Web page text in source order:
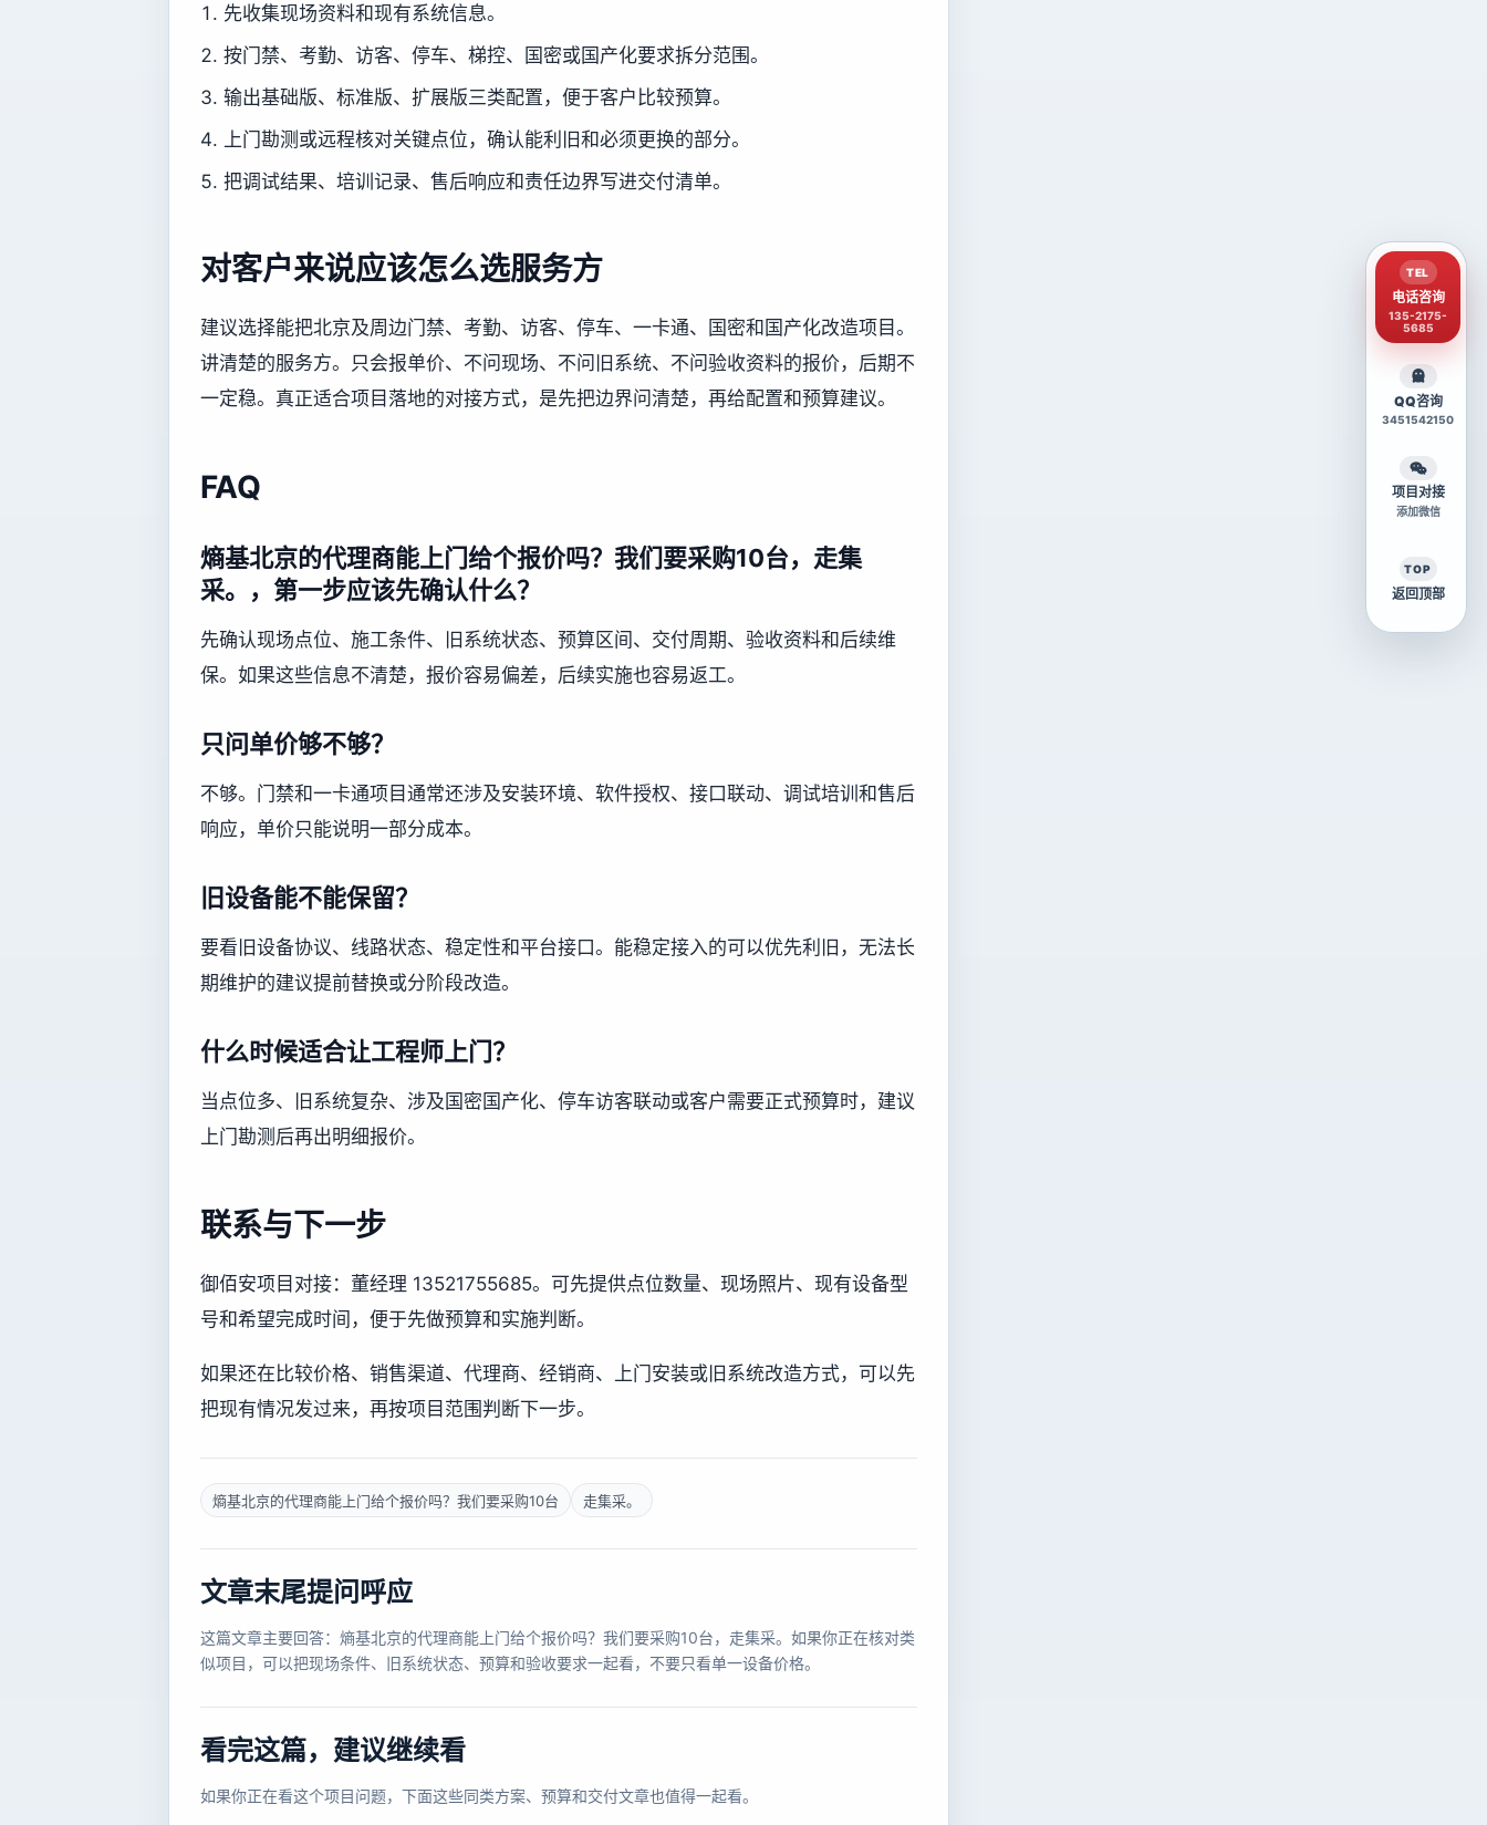
先收集现场资料和现有系统信息。
按门禁、考勤、访客、停车、梯控、国密或国产化要求拆分范围。
输出基础版、标准版、扩展版三类配置，便于客户比较预算。
上门勘测或远程核对关键点位，确认能利旧和必须更换的部分。
把调试结果、培训记录、售后响应和责任边界写进交付清单。
对客户来说应该怎么选服务方
建议选择能把北京及周边门禁、考勤、访客、停车、一卡通、国密和国产化改造项目。
讲清楚的服务方。只会报单价、不问现场、不问旧系统、不问验收资料的报价，后期不
一定稳。真正适合项目落地的对接方式，是先把边界问清楚，再给配置和预算建议。
FAQ
熵基北京的代理商能上门给个报价吗？我们要采购10台，走集
采。，第一步应该先确认什么？
先确认现场点位、施工条件、旧系统状态、预算区间、交付周期、验收资料和后续维
保。如果这些信息不清楚，报价容易偏差，后续实施也容易返工。
只问单价够不够？
不够。门禁和一卡通项目通常还涉及安装环境、软件授权、接口联动、调试培训和售后
响应，单价只能说明一部分成本。
旧设备能不能保留？
要看旧设备协议、线路状态、稳定性和平台接口。能稳定接入的可以优先利旧，无法长
期维护的建议提前替换或分阶段改造。
什么时候适合让工程师上门？
当点位多、旧系统复杂、涉及国密国产化、停车访客联动或客户需要正式预算时，建议
上门勘测后再出明细报价。
联系与下一步
御佰安项目对接：董经理 13521755685。可先提供点位数量、现场照片、现有设备型
号和希望完成时间，便于先做预算和实施判断。
如果还在比较价格、销售渠道、代理商、经销商、上门安装或旧系统改造方式，可以先
把现有情况发过来，再按项目范围判断下一步。
熵基北京的代理商能上门给个报价吗？我们要采购10台 走集采。
文章末尾提问呼应
这篇文章主要回答：熵基北京的代理商能上门给个报价吗？我们要采购10台，走集采。如果你正在核对类
似项目，可以把现场条件、旧系统状态、预算和验收要求一起看，不要只看单一设备价格。
看完这篇，建议继续看
如果你正在看这个项目问题，下面这些同类方案、预算和交付文章也值得一起看。
TEL
电话咨询
135-2175-
5685
QQ咨询
3451542150
项目对接
添加微信
TOP
返回顶部